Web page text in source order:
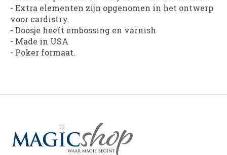
- Extra elementen zijn opgenomen in het ontwerp
voor cardistry.
- Doosje heeft embossing en varnish
- Made in USA
- Poker formaat.